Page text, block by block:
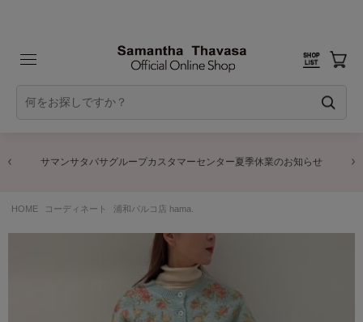
サマンサタバサグループカスタマーセンター夏季休業のお知らせ
HOME コーディネート 浦和パルコ店 hama.